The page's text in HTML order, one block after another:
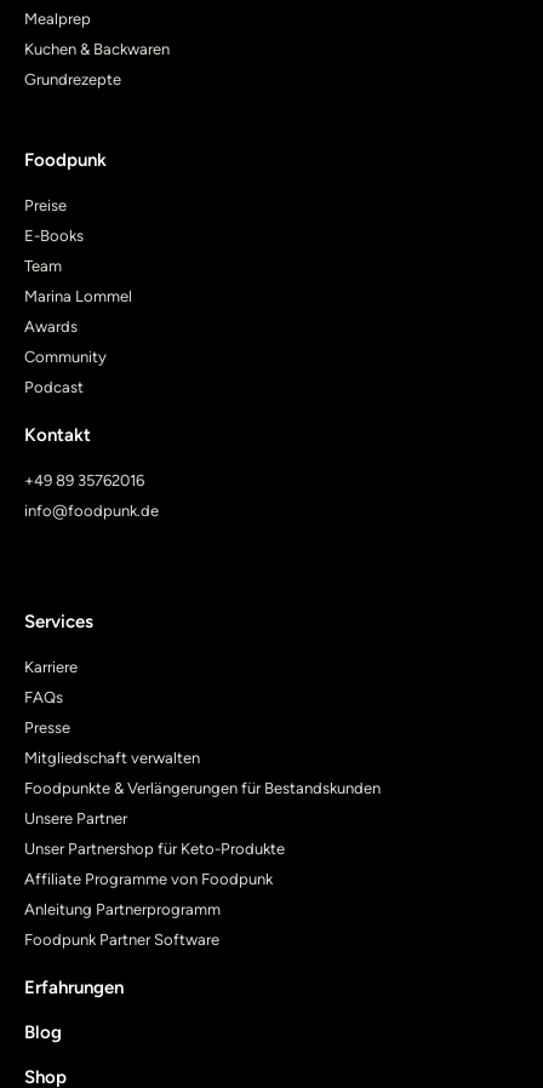
Mealprep
Kuchen & Backwaren
Grundrezepte
Foodpunk
Preise
E-Books
Team
Marina Lommel
Awards
Community
Podcast
Kontakt
+49 89 35762016
info@foodpunk.de
Services
Karriere
FAQs
Presse
Mitgliedschaft verwalten
Foodpunkte & Verlängerungen für Bestandskunden
Unsere Partner
Unser Partnershop für Keto-Produkte
Affiliate Programme von Foodpunk
Anleitung Partnerprogramm
Foodpunk Partner Software
Erfahrungen
Blog
Shop